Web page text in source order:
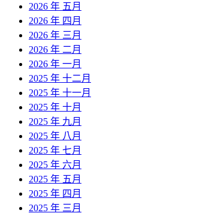
2026 年 五月
2026 年 四月
2026 年 三月
2026 年 二月
2026 年 一月
2025 年 十二月
2025 年 十一月
2025 年 十月
2025 年 九月
2025 年 八月
2025 年 七月
2025 年 六月
2025 年 五月
2025 年 四月
2025 年 三月